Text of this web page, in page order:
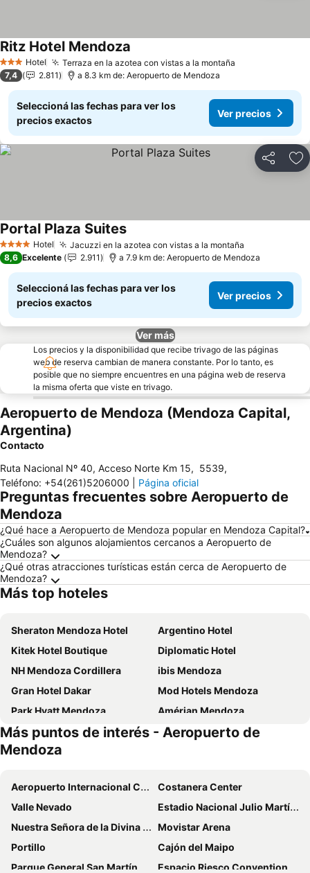
3 Estrellas
Hotel Terraza en la azotea con vistas a la montaña
Ritz Hotel Mendoza
7,4 2.811 a 8.3 km de: Aeropuerto de Mendoza
Seleccioná las fechas para ver los
precios exactos
Ver precios
Compartir
4 EstrellasHotel Jacuzzi en la azotea con vistas a la montaña
Portal Plaza Suites
8,6 Excelente 2.911 a 7.9 km de: Aeropuerto de Mendoza
Seleccioná las fechas para ver los
precios exactos
Ver precios
Ver más
Los precios y la disponibilidad que recibe trivago de las páginas
web de reserva cambian de manera constante. Por lo tanto, es
posible que no siempre encuentres en una página web de reserva
la misma oferta que viste en trivago.
Aeropuerto de Mendoza (Mendoza Capital,
Argentina)
Contacto
Ruta Nacional Nº 40, Acceso Norte Km 15, 5539,
Teléfono: +54(261)5206000 Página oficial
Preguntas frecuentes sobre Aeropuerto de
Mendoza
¿Qué hace a Aeropuerto de Mendoza popular en Mendoza Capital?
¿Cuáles son algunos alojamientos cercanos a Aeropuerto de
Mendoza?
¿Qué otras atracciones turísticas están cerca de Aeropuerto de
Mendoza?
Más top hoteles
Sheraton Mendoza Hotel
Argentino Hotel
Kitek Hotel Boutique
Diplomatic Hotel
NH Mendoza Cordillera
ibis Mendoza
Gran Hotel Dakar
Mod Hotels Mendoza
Park Hyatt Mendoza
Amérian Mendoza
Hathor Hotels Mendoza
Dakar Hotel
Fuente Mayor Hotel Terminal
Hotel Dalai
Esplendor by Wyndham Mendoza
Hualta Hotel Mendoza, Curio Collection by Hilton
Huentala Hotel
Hotel Cordon Del Plata
Hotel Raices Aconcagua
Hotel Princess
Casa Reconquista
Más puntos de interés - Aeropuerto de
Mendoza
Aeropuerto Internacional Comodoro Arturo Merino Benítez
Costanera Center
Valle Nevado
Estadio Nacional Julio Martínez Prádanos
Nuestra Señora de la Divina Providencia
Movistar Arena
Portillo
Cajón del Maipo
Parque General San Martín
Espacio Riesco Convention Center